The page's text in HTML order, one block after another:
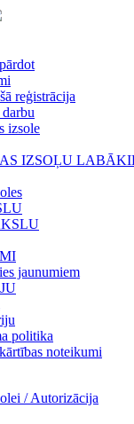
reģistrācija
izsole
IZSOĻU
jaunumiem
politika
noteikumi
/ Autorizācija